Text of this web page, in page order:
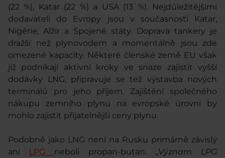
(22 %), Katar (22 %) a USA (13 %). Nejdůležitějšími
dodavateli do Evropy jsou v současnosti Katar,
Nigérie, Alžír a Spojené státy. Doprava tankery je
dražší než plynovodem a momentálně jsou zde
omezené kapacity. Některé členské země EU však
již podnikají aktivní kroky ve snaze zajistit vyšší
dodávky LNG, připravuje se též výstavba nových
terminálů pro jeho příjem. Zajištění společného
nákupu zemního plynu na evropské úrovni by
mohlo zajistit přijatelnější ceny plynu.
Podobně jako LNG není na Rusku primárně závislý
ani
LPG neboli propan-butan.
„Význam LPG